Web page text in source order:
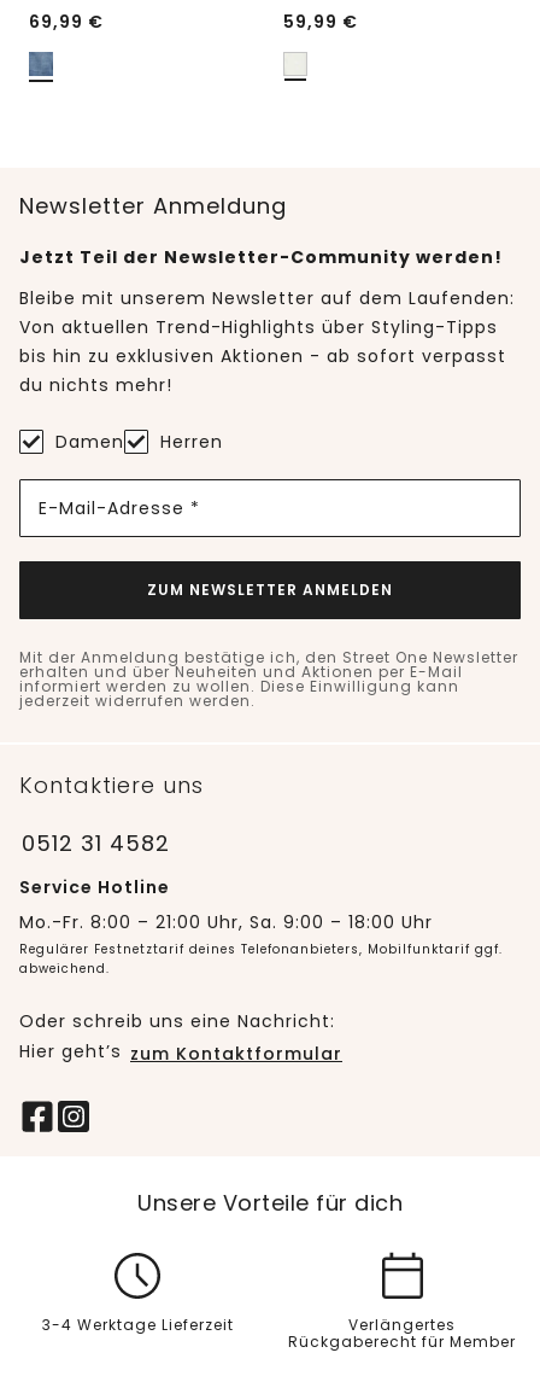
69,99 € 59,99 €
Newsletter Anmeldung
Jetzt Teil der Newsletter-Community werden!
Bleibe mit unserem Newsletter auf dem Laufenden:
Von aktuellen Trend-Highlights über Styling-Tipps
bis hin zu exklusiven Aktionen - ab sofort verpasst
du nichts mehr!
Damen Herren
E-Mail-Adresse *
ZUM NEWSLETTER ANMELDEN
Mit der Anmeldung bestätige ich, den Street One Newsletter
erhalten und über Neuheiten und Aktionen per E-Mail
informiert werden zu wollen. Diese Einwilligung kann
jederzeit widerrufen werden.
Kontaktiere uns
0512 31 4582
Service Hotline
Mo.-Fr. 8:00 – 21:00 Uhr, Sa. 9:00 – 18:00 Uhr
Regulärer Festnetztarif deines Telefonanbieters, Mobilfunktarif ggf.
abweichend.
Oder schreib uns eine Nachricht:
Hier geht’s zum Kontaktformular
Unsere Vorteile für dich
3-4 Werktage Lieferzeit
Verlängertes
Rückgaberecht für Member